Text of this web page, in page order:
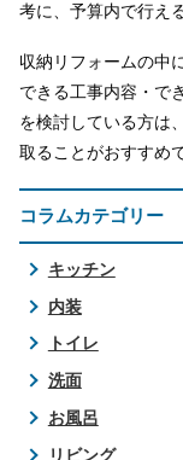
考に、予算内で行え
収納リフォームの中
できる工事内容・で
を検討している方は
取ることがおすすめ
コラムカテゴリー
キッチン
内装
トイレ
洗面
お風呂
リビング